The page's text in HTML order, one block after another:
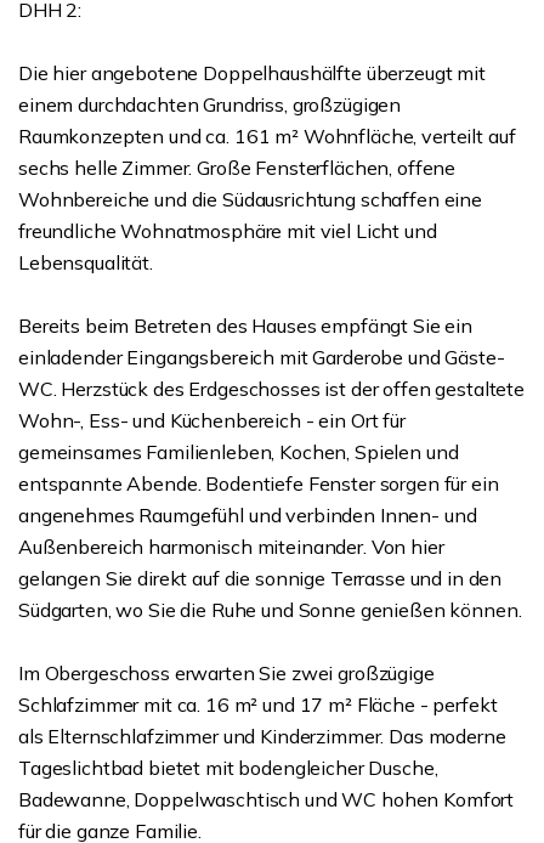
DHH 2:
Die hier angebotene Doppelhaushälfte überzeugt mit
einem durchdachten Grundriss, großzügigen
Raumkonzepten und ca. 161 m² Wohnfläche, verteilt auf
sechs helle Zimmer. Große Fensterflächen, offene
Wohnbereiche und die Südausrichtung schaffen eine
freundliche Wohnatmosphäre mit viel Licht und
Lebensqualität.
Bereits beim Betreten des Hauses empfängt Sie ein
einladender Eingangsbereich mit Garderobe und Gäste-
WC. Herzstück des Erdgeschosses ist der offen gestaltete
Wohn-, Ess- und Küchenbereich - ein Ort für
gemeinsames Familienleben, Kochen, Spielen und
entspannte Abende. Bodentiefe Fenster sorgen für ein
angenehmes Raumgefühl und verbinden Innen- und
Außenbereich harmonisch miteinander. Von hier
gelangen Sie direkt auf die sonnige Terrasse und in den
Südgarten, wo Sie die Ruhe und Sonne genießen können.
Im Obergeschoss erwarten Sie zwei großzügige
Schlafzimmer mit ca. 16 m² und 17 m² Fläche - perfekt
als Elternschlafzimmer und Kinderzimmer. Das moderne
Tageslichtbad bietet mit bodengleicher Dusche,
Badewanne, Doppelwaschtisch und WC hohen Komfort
für die ganze Familie.